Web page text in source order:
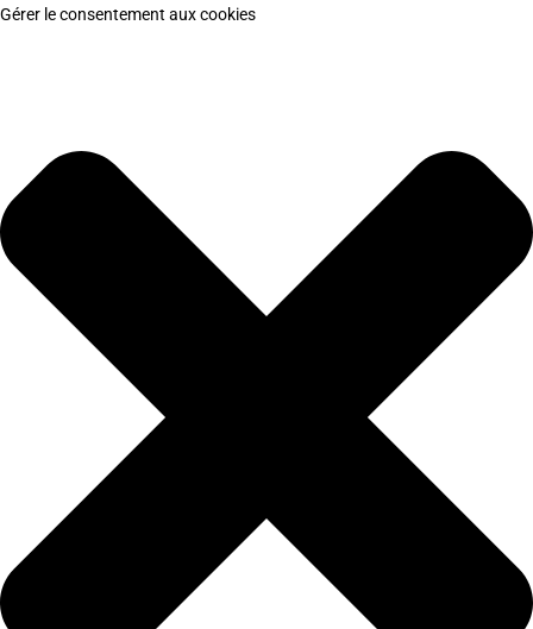
Gérer le consentement aux cookies